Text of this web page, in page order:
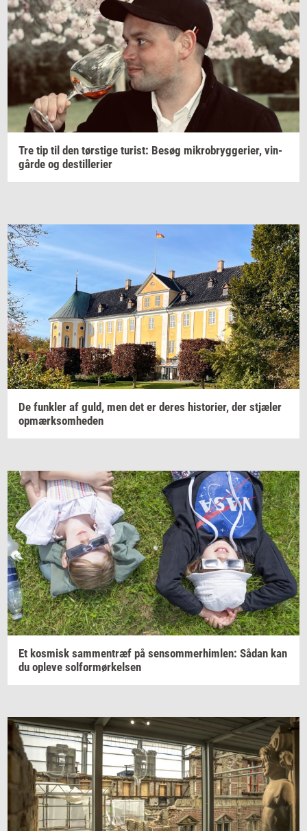
Tre tip til den tørsti­ge turist: Besøg mi­kro­bryg­ge­ri­er, vin­
går­de og destil­le­ri­er
De funk­ler af guld, men det er deres hi­sto­ri­er, der stjæ­ler
op­mærk­som­he­den
Et kos­misk sam­men­træf på sen­som­mer­him­len: Sådan kan
du op­le­ve sol­for­mør­kel­sen